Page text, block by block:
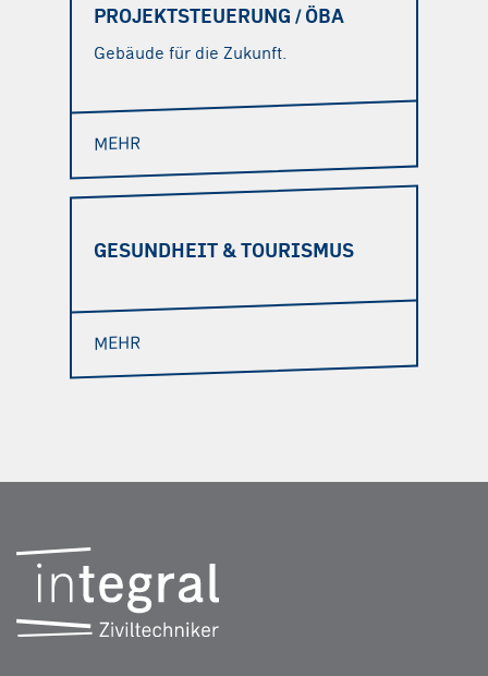
PROJEKTSTEUERUNG / ÖBA
Gebäude für die Zukunft.
MEHR
GESUNDHEIT & TOURISMUS
MEHR